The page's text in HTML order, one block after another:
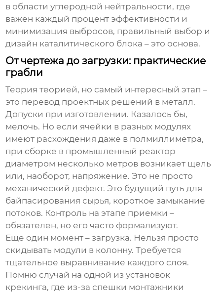
в области углеродной нейтральности, где
важен каждый процент эффективности и
минимизация выбросов, правильный выбор и
дизайн каталитического блока – это основа.
От чертежа до загрузки: практические
грабли
Теория теорией, но самый интересный этап –
это перевод проектных решений в металл.
Допуски при изготовлении. Казалось бы,
мелочь. Но если ячейки в разных модулях
имеют расхождения даже в полмиллиметра,
при сборке в промышленный реактор
диаметром несколько метров возникает щель
или, наоборот, напряжение. Это не просто
механический дефект. Это будущий путь для
байпасирования сырья, короткое замыкание
потоков. Контроль на этапе приемки –
обязателен, но его часто формализуют.
Еще один момент – загрузка. Нельзя просто
скидывать модули в колонну. Требуется
тщательное выравнивание каждого слоя.
Помню случай на одной из установок
крекинга, где из-за спешки монтажники